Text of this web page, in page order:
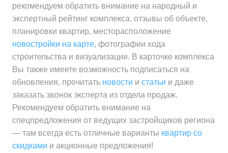
Минимальная цена
за 1 м²
от 210 100 ₽
Средняя цена
за 1 м²
за квартиру
Минимальная цена
за 1 м²
от 211 100 ₽
Средняя цена
за 1 м²
от 221 100 ₽
рекомендуем обратить внимание на народный и
экспертный рейтинг комплекса, отзывы об объекте,
планировки квартир, месторасположение
новостройки на карте, фотографии хода
строительства и визуализации. В карточке комплекса
Вы также имеете возможность подписаться на
обновления, прочитать новости и статьи и даже
заказать звонок эксперта из отдела продаж.
Рекомендуем обратить внимание на
спецпредложения от ведущих застройщиков региона
— там всегда есть отличные варианты квартир со
скидками и акционные предложения!